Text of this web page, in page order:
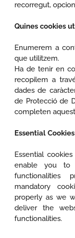
recorregut,
Quines cookies
Enumerem a
que utilitzem.
Ha de tenir en
recopilem a
dades de
de Protecció de
completen
Essential Cookies
Essential
enable you to
functionalities
mandatory
properly as we
deliver the
functionalities.